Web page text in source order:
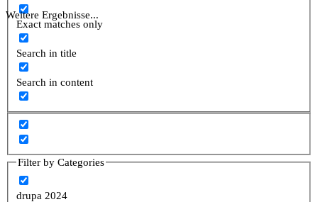
Weitere Ergebnisse...
Exact matches only
Search in title
Search in content
Filter by Categories
drupa 2024